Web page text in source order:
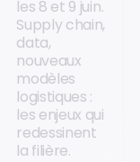
les 8 et 9 juin.
Supply chain,
data,
nouveaux
modèles
logistiques :
les enjeux qui
redessinent
la filière.